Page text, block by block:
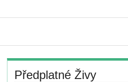
Předplatné Živy